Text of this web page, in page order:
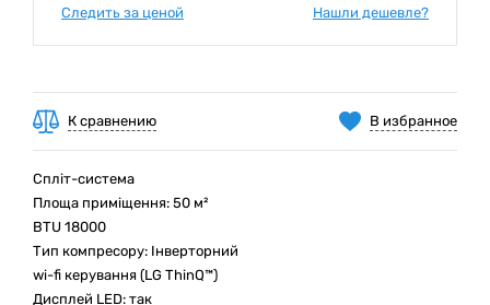
Следить за ценой Нашли дешевле?
В избранное
К сравнению
Спліт-система
Площа приміщення: 50 м²
BTU 18000
Тип компресору: Інверторний
wi-fi керування (LG ThinQ™)
Дисплей LED: так